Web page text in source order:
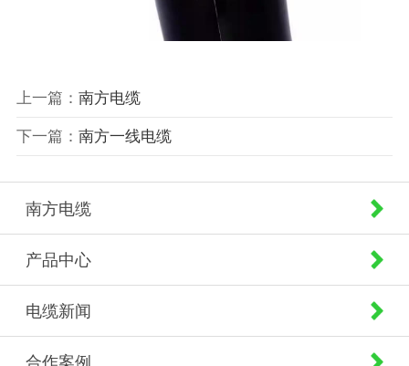
上一篇： 南方电缆
下一篇： 南方一线电缆
南方电缆
产品中心
电缆新闻
合作案例